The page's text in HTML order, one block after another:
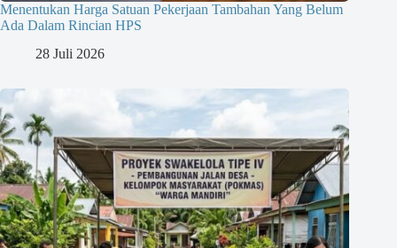
Menentukan Harga Satuan Pekerjaan Tambahan Yang Belum
Ada Dalam Rincian HPS
28 Juli 2026